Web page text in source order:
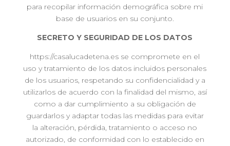
para recopilar información demográfica sobre mi
base de usuarios en su conjunto.
SECRETO Y SEGURIDAD DE LOS DATOS
https://casalucadetena.es se compromete en el
uso y tratamiento de los datos incluidos personales
de los usuarios, respetando su confidencialidad y a
utilizarlos de acuerdo con la finalidad del mismo, así
como a dar cumplimiento a su obligación de
guardarlos y adaptar todas las medidas para evitar
la alteración, pérdida, tratamiento o acceso no
autorizado, de conformidad con lo establecido en